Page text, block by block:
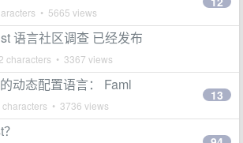
• 5665 views
语言社区调查 已经发布
characters • 3367 views
动态配置语言： Faml
characters • 3736 views
13